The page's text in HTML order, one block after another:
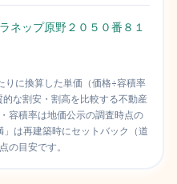
ネップ原野２０５０番８１
に換算した単価（価格÷容積率
な割安・割高を比較する不動産
容積率は地価公示の調査時点の
は再建築時にセットバック（道
の目安です。